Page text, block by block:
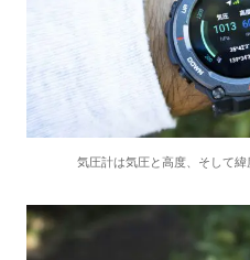
気圧計は気圧と高度、そして緯